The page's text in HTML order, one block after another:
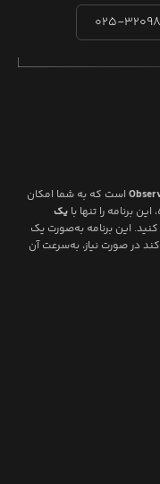
۳۲۰۹۸۰۰۰
است که به شما امکان
برنامه را تنها با یک
کنید. این برنامه به‌صورت یک
در صورت نیاز، به‌سرعت آن